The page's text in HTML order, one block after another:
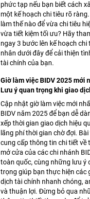
phức tạp nếu bạn biết cách
một kế hoạch chi tiêu rõ
làm thế nào để vừa chi tiêu
vừa tiết kiệm tối ưu? Hãy
ngay 3 bước lên kế hoạch chi
nhân dưới đây để cải thiện
tài chính của bạn.
Giờ làm việc BIDV 2025 mới
Lưu ý quan trọng khi giao
Cập nhật giờ làm việc mới
BIDV năm 2025 để bạn dễ
xếp thời gian giao dịch hiệu
lãng phí thời gian chờ đợi. Bài
cung cấp thông tin chi tiết về
mở cửa của các chi nhánh
toàn quốc, cùng những lưu ý
trọng giúp bạn thực hiện các
dịch tài chính nhanh chóng,
và thuận lợi. Đừng bỏ qua